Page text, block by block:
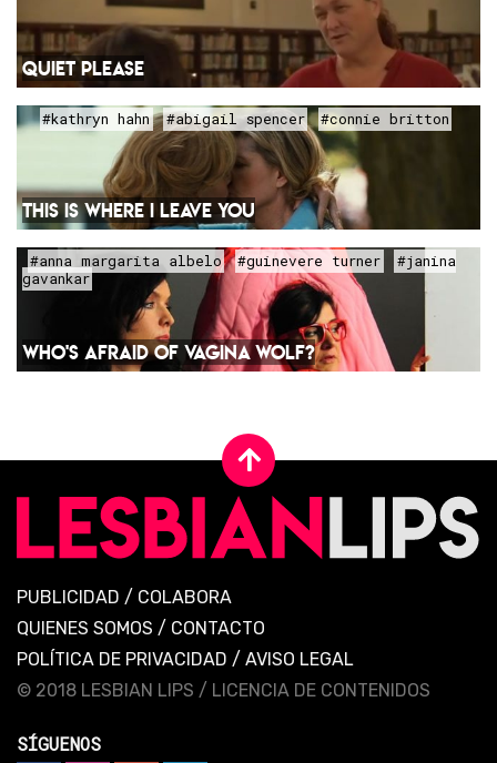
QUIET PLEASE
#kathryn hahn #abigail spencer #connie britton
THIS IS WHERE I LEAVE YOU
#anna margarita albelo #guinevere turner
#janina
gavankar
WHO'S AFRAID OF VAGINA WOLF?
PUBLICIDAD / COLABORA
QUIENES SOMOS / CONTACTO
POLÍTICA DE PRIVACIDAD / AVISO LEGAL
© 2018 LESBIAN LIPS / LICENCIA DE CONTENIDOS
SÍGUENOS